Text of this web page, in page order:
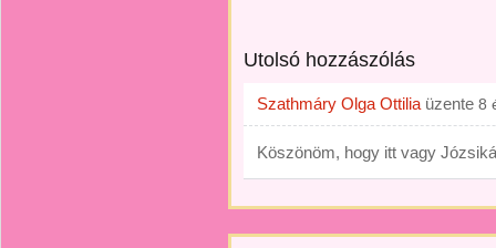
Utolsó hozzászólás
Szathmáry Olga Ottilia üzente 8
Köszönöm, hogy itt vagy